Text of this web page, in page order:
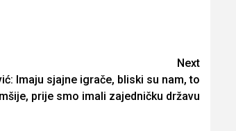
Next
Imaju sjajne igrače, bliski su nam, to
prije smo imali zajedničku državu